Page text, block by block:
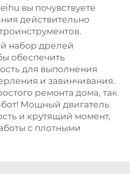
вы почувствуете
действительно
набор дрелей
обеспечить
для выполнения
и завинчивания.
ремонта дома, так
Мощный двигатель
и крутящий момент,
с плотными